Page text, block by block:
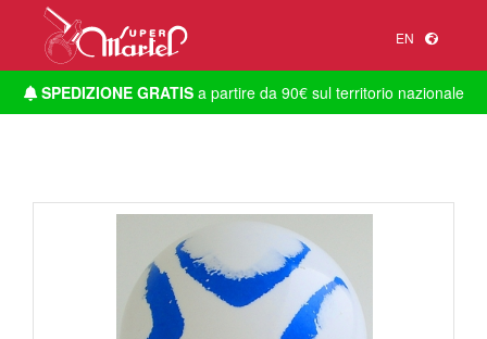
EN
SPEDIZIONE GRATISa partire da 90€ sul territorio nazionale